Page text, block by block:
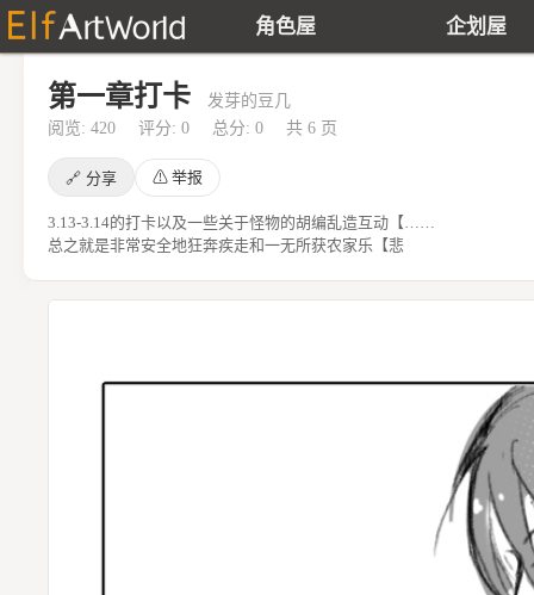
角色屋 企划屋
第一章打卡
发芽的豆几
阅览: 420
评分: 0 总分: 0 共 6 页
🔗 分享 ⚠ 举报
3.13-3.14的打卡以及一些关于怪物的胡编乱造互动【……
总之就是非常安全地狂奔疾走和一无所获农家乐【悲